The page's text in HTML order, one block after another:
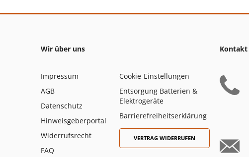
Wir über uns
Impressum
AGB
Datenschutz
Hinweisgeberportal
Widerrufsrecht
FAQ
Cookie-Einstellungen
Entsorgung Batterien &
Elektrogeräte
Barrierefreiheitserklärung
VERTRAG WIDERRUFEN
Kontakt